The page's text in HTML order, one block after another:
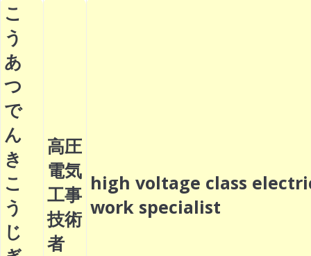
こ
う
あ
つ
で
ん
き
こ
う
じ
高圧
電気
工事
技術
者
high voltage class
work specialist